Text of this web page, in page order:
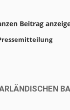
Beitrag